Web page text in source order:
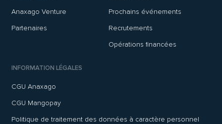
Anaxago Venture
Partenaires
Prochains événements
Recrutements
Opérations financées
INFORMATION LÉGALES
CGU Anaxago
CGU Mangopay
Politique de traitement des données à caractère personnel